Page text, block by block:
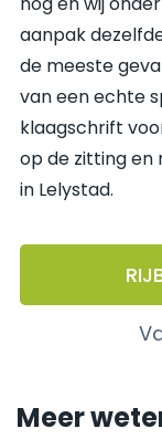
aanpak
de meeste
van een echte
klaagschrift
op de zitting
in Lelystad.
Meer